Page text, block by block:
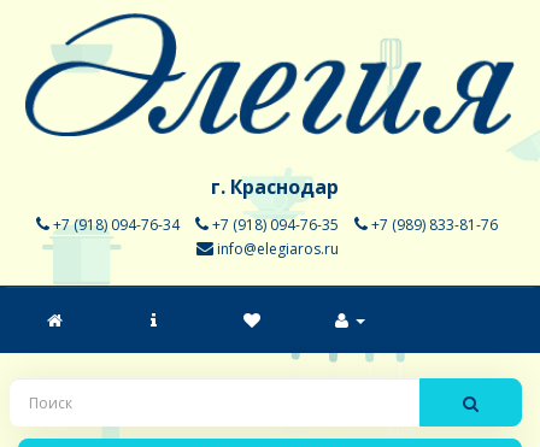
г. Краснодар
+7 (918) 094-76-34 +7 (918) 094-76-35
+7 (989) 833-81-76
info@elegiaros.ru